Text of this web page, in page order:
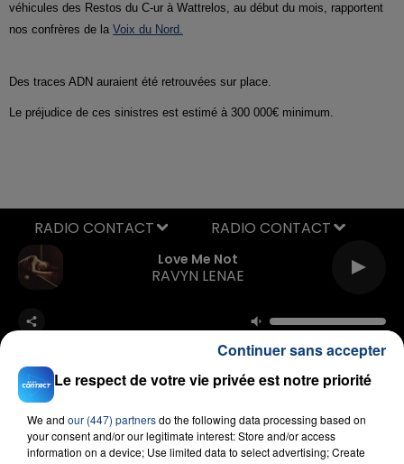
véhicules des Restos du C-ur à Wattrelos, au début du mois, rapportent
nos confrères de la Voix du Nord.
Des traces ADN auraient été retrouvées sur place.
Le préjudice de ces sinistres est estimé à 300 000€ minimum.
Love Me Not
RAVYN LENAE
RADIO CONTACT
FIL D'ACTU
Le respect de votre vie privée est notre priorité
We and our (447) partnersdo the following data processing based on
your consent and/or our legitimate interest: Store and/or access
information on a device; Use limited data to select advertising; Create
Continuer sans accepter